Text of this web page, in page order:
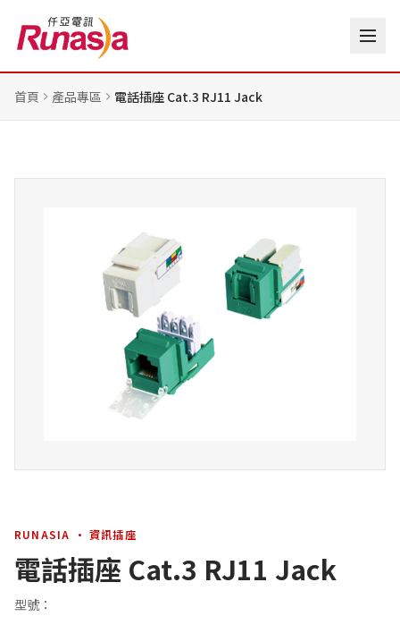
首頁 產品專區 電話插座 Cat.3 RJ11 Jack
RUNASIA · 資訊插座
電話插座 Cat.3 RJ11 Jack
型號：